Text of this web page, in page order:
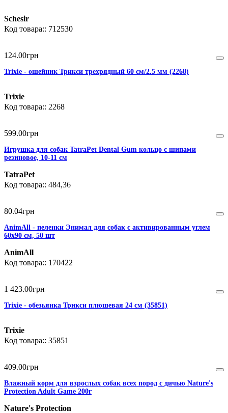
Schesir
712530
124.00грн
Trixie - ошейник Трикси трехрядный 60 см/2.5 мм (2268)
Trixie
2268
599.00грн
Игрушка для собак TatraPet Dental Gum кольцо с шипами
резиновое, 10-11 см
TatraPet
484,36
80.04грн
AnimAll - пеленки Энимал для собак с активированным углем
60х90 см, 50 шт
AnimAll
170422
1 423.00грн
Trixie - обезьянка Трикси плюшевая 24 см (35851)
Trixie
35851
409.00грн
Влажный корм для взрослых собак всех пород с дичью Nature's
Protection Adult Game 200г
Nature's Protection